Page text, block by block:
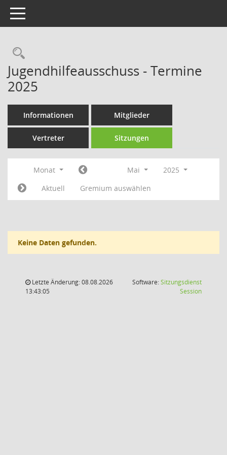
Toggle navigation
Rechercheauswahl
Jugendhilfeausschuss - Termine
2025
Informationen Mitglieder
Vertreter Sitzungen
Monat Mai
2025
Aktuell
Gremium auswählen
Keine Daten gefunden.
Letzte Änderung: 08.08.2026
13:43:05
Software:Sitzungsdienst
Session(Wird in